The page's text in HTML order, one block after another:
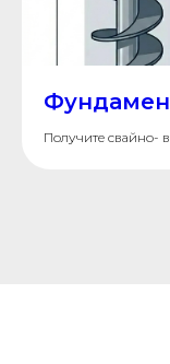
Получите
согласие
персональных
политикой